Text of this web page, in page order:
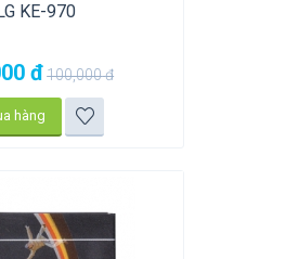
LG KE-970
đ100,000đ
hàng